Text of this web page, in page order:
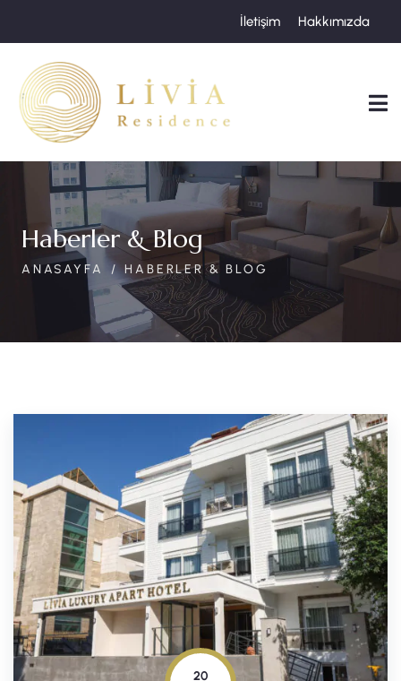
İletişim Hakkımızda
Haberler & Blog
ANASAYFA HABERLER & BLOG
20